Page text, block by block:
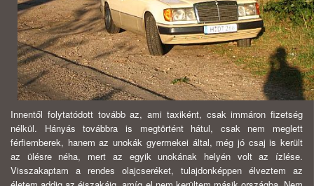
Innentől folytatódott tovább az, ami taxiként, csak immáron fizetség
nélkül. Hányás továbbra is megtörtént hátul, csak nem meglett
férfiemberek, hanem az unokák gyermekei által, még jó csaj is került
az ülésre néha, mert az egyik unokának helyén volt az ízlése.
Visszakaptam a rendes olajcseréket, tulajdonképpen élveztem az